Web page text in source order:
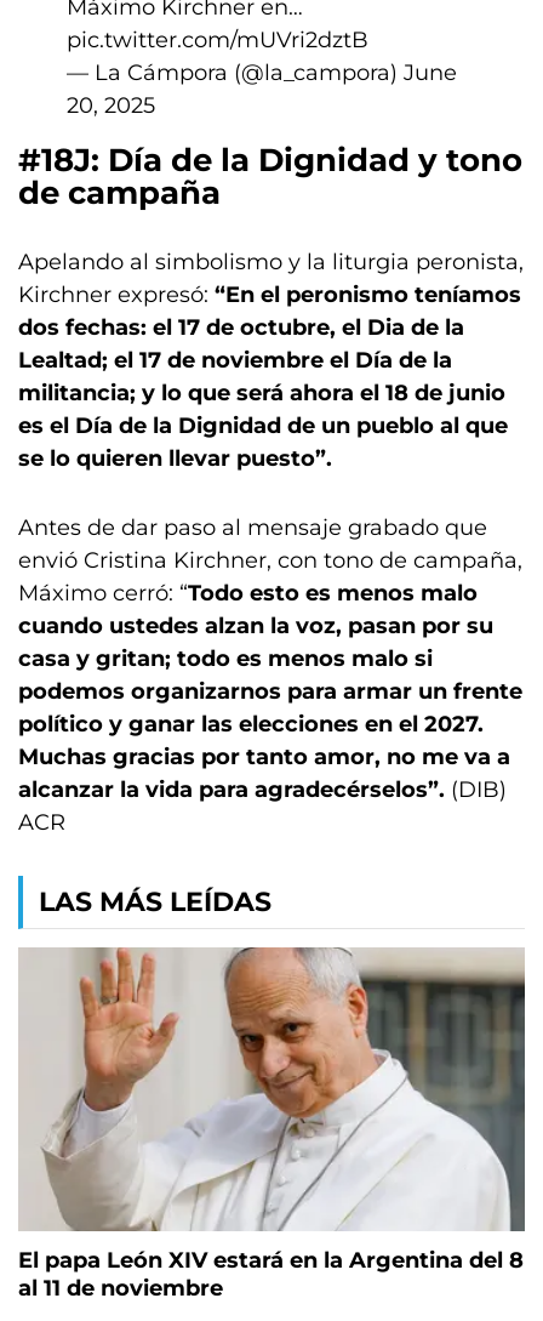
Máximo Kirchner en…
pic.twitter.com/mUVri2dztB
— La Cámpora (@la_campora) June
20, 2025
#18J: Día de la Dignidad y tono
de campaña
Apelando al simbolismo y la liturgia peronista,
Kirchner expresó: “En el peronismo teníamos
dos fechas: el 17 de octubre, el Dia de la
Lealtad; el 17 de noviembre el Día de la
militancia; y lo que será ahora el 18 de junio
es el Día de la Dignidad de un pueblo al que
se lo quieren llevar puesto”.
Antes de dar paso al mensaje grabado que
envió Cristina Kirchner, con tono de campaña,
Máximo cerró: “Todo esto es menos malo
cuando ustedes alzan la voz, pasan por su
casa y gritan; todo es menos malo si
podemos organizarnos para armar un frente
político y ganar las elecciones en el 2027.
Muchas gracias por tanto amor, no me va a
alcanzar la vida para agradecérselos”. (DIB)
ACR
LAS MÁS LEÍDAS
El papa León XIV estará en la Argentina del 8
al 11 de noviembre